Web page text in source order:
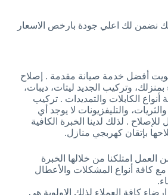
نضمن لك اعلي جودة بارخص الاسعار
أفضل خدمة صيانة مقدمة . إصلاح
بمنزلك، وتركيب الجديد ليتات، ديبات،
أنواع الكابلات والتمديدات . تركيب
والتليفزيونات لا يوجد أي
. لذلك لدينا الخبرة الكافية
بإتقان كهربجي منازل.
امتلكنا من خلالها الخبرة
مع كافة أنواع المشكلات والأعطال
كافة العملاء لذلك الاولوية هي